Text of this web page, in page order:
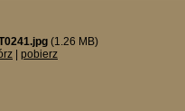
(1.26 MB)
pobierz